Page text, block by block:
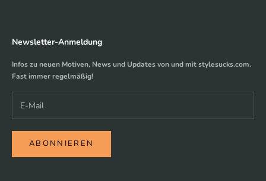
Newsletter-Anmeldung
Infos zu neuen Motiven, News und Updates von und mit stylesucks.com.
Fast immer regelmäßig!
ABONNIEREN